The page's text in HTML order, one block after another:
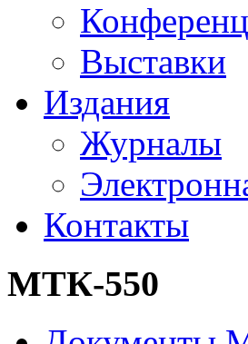
Выставки
Издания
Журналы
Контакты
МТК-550